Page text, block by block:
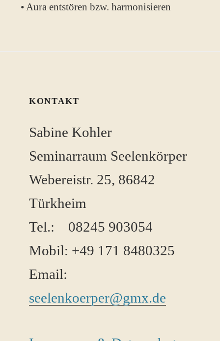
• Aura entstören bzw. harmonisieren
KONTAKT
Sabine Kohler
Seminarraum Seelenkörper
Webereistr. 25, 86842
Türkheim
Tel.: 08245 ​903054
Mobil: +49 171 8480325
Email:
seelenkoerper@gmx.de